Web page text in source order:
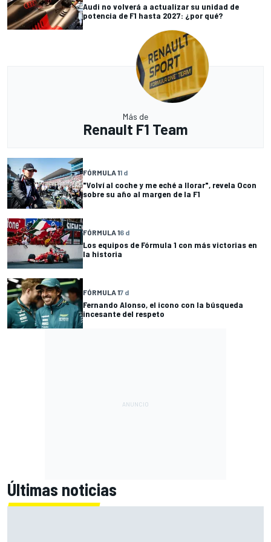
Audi no volverá a actualizar su unidad de
potencia de F1 hasta 2027: ¿por qué?
Más de
Renault F1 Team
FÓRMULA 11 d
"Volví al coche y me eché a llorar", revela Ocon
sobre su año al margen de la F1
FÓRMULA 16 d
Los equipos de Fórmula 1 con más victorias en
la historia
FÓRMULA 17 d
Fernando Alonso, el icono con la búsqueda
incesante del respeto
Últimas noticias